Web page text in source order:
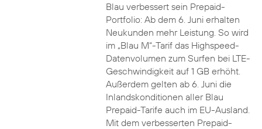
Blau verbessert sein Prepaid-
Portfolio: Ab dem 6. Juni erhalten
Neukunden mehr Leistung. So wird
im „Blau M“-Tarif das Highspeed-
Datenvolumen zum Surfen bei LTE-
Geschwindigkeit auf 1 GB erhöht.
Außerdem gelten ab 6. Juni die
Inlandskonditionen aller Blau
Prepaid-Tarife auch im EU-Ausland.
Mit dem verbesserten Prepaid-